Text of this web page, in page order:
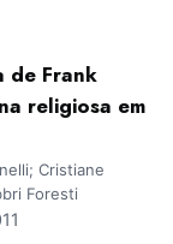
de Frank
religiosa em
Cristiane
Foresti